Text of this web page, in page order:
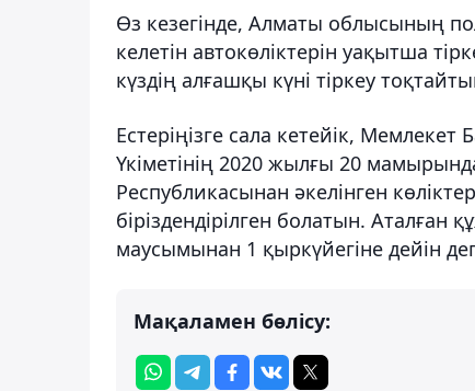
Өз кезегінде, Алматы облысының
келетін автокөліктерін уақытша
күздің алғашқы күні тіркеу
Естеріңізге сала кетейік,
Үкіметінің 2020 жылғы 20
Республикасынан әкелінген
біріздендірілген болатын. Аталған
маусымынан 1 қыркүйегіне дейін
Мақаламен бөлісу: